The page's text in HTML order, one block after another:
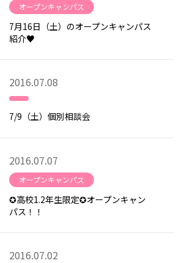
オープンキャンパス
7月16日（土）のオープンキャンパス
紹介♥
2016.07.08
7/9（土）個別相談会
2016.07.07
オープンキャンパス
✪高校1.2年生限定✪オープンキャン
パス！！
2016.07.02